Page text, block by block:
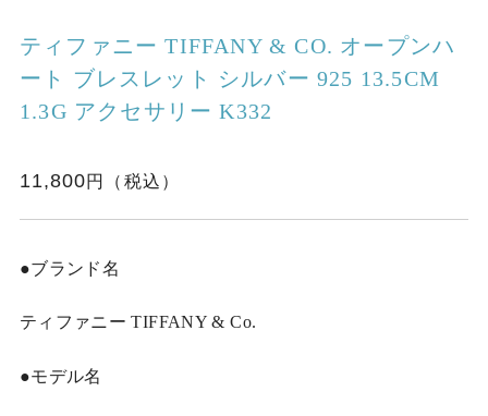
ティファニー TIFFANY & CO. オープンハ
ート ブレスレット シルバー 925 13.5CM
1.3G アクセサリー K332
11,800
●ブランド名
ティファニー TIFFANY & Co.
●モデル名